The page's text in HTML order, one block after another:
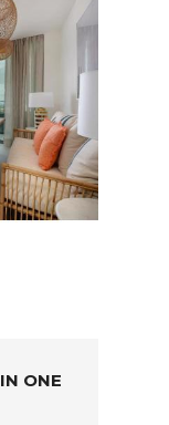
ONE